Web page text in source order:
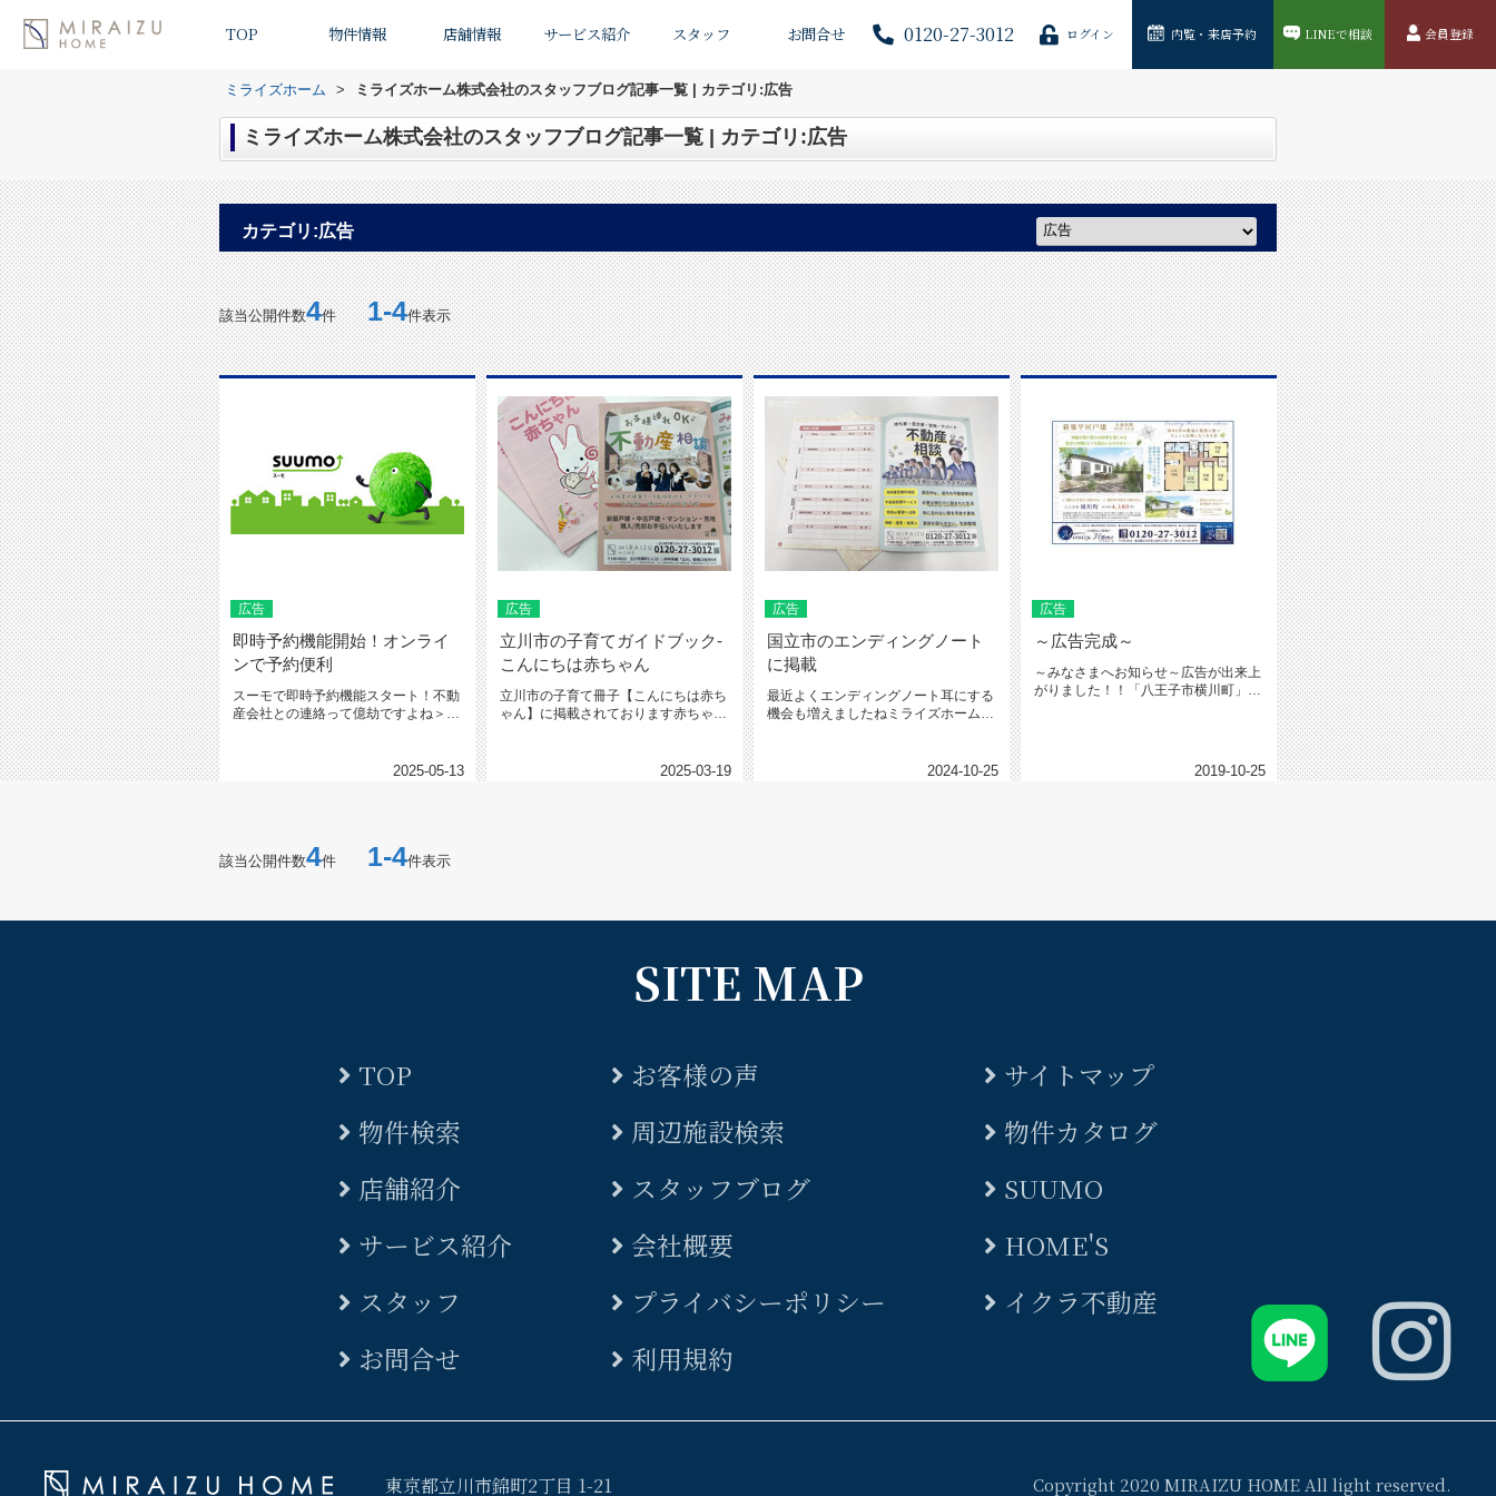
TOP 物件情報 店舗情報 サービス紹介 スタッフ お問合せ 0120-27-3012 ログイン 内覧・来店予約 LINEで相談 会員登録
ミライズホーム > ミライズホーム株式会社のスタッフブログ記事一覧 | カテゴリ:広告
ミライズホーム株式会社のスタッフブログ記事一覧 | カテゴリ:広告
カテゴリ:広告
該当公開件数4件1-4件表示
広告
即時予約機能開始！オンライ
ンで予約便利
スーモで即時予約機能スタート！不動
産会社との連絡って億劫ですよね＞＜
2025-05-13
広告
立川市の子育てガイドブック-
こんにちは赤ちゃん
立川市の子育て冊子【こんにちは赤ち
ゃん】に掲載されております赤ちゃん
2025-03-19
広告
国立市のエンディングノート
に掲載
最近よくエンディングノート耳にする
機会も増えましたねミライズホームも
2024-10-25
広告
～広告完成～
～みなさまへお知らせ～広告が出来上
がりました！！「八王子市横川町」は
2019-10-25
該当公開件数4件 1-4件表示
SITE MAP
TOP
物件検索
店舗紹介
サービス紹介
スタッフ
お問合せ
お客様の声
周辺施設検索
スタッフブログ
会社概要
プライバシーポリシー
利用規約
サイトマップ
物件カタログ
SUUMO
HOME'S
イクラ不動産
東京都立川市錦町2丁目 1-21 Copyright 2020 MIRAIZU HOME All light reserved.